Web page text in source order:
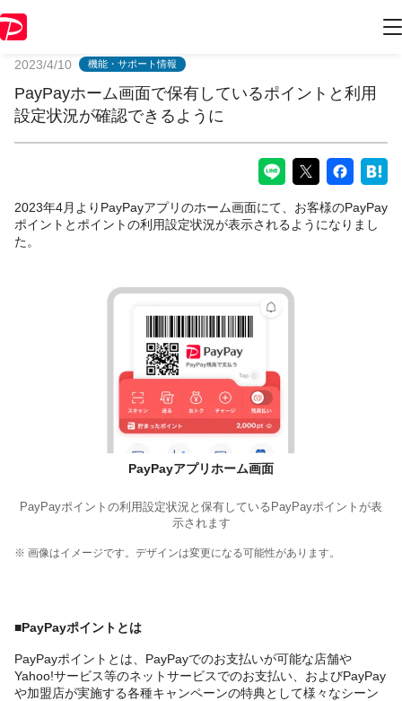
2023/4/10 機能・サポート情報
PayPayホーム画面で保有しているポイントと利用
設定状況が確認できるように
2023年4月よりPayPayアプリのホーム画面にて、お客様のPayPay
ポイントとポイントの利用設定状況が表示されるようになりまし
た。
PayPayアプリホーム画面
PayPayポイントの利用設定状況と保有しているPayPayポイントが表
示されます
※ 画像はイメージです。デザインは変更になる可能性があります。
■PayPayポイントとは
PayPayポイントとは、PayPayでのお支払いが可能な店舗や
Yahoo!サービス等のネットサービスでのお支払い、およびPayPay
や加盟店が実施する各種キャンペーンの特典として様々なシーン